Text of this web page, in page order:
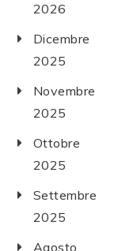
2026
Dicembre
2025
Novembre
2025
Ottobre
2025
Settembre
2025
Agosto